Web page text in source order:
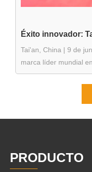
Tai'an, China | 9 de
marca líder mundial en
PRODUCTO